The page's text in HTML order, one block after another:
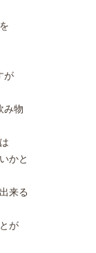
が
み物
かと
来る
が